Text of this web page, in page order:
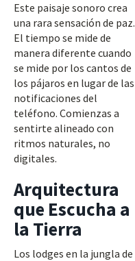
Este paisaje sonoro crea
una rara sensación de paz.
El tiempo se mide de
manera diferente cuando
se mide por los cantos de
los pájaros en lugar de las
notificaciones del
teléfono. Comienzas a
sentirte alineado con
ritmos naturales, no
digitales.
Arquitectura
que Escucha a
la Tierra
Los lodges en la jungla de